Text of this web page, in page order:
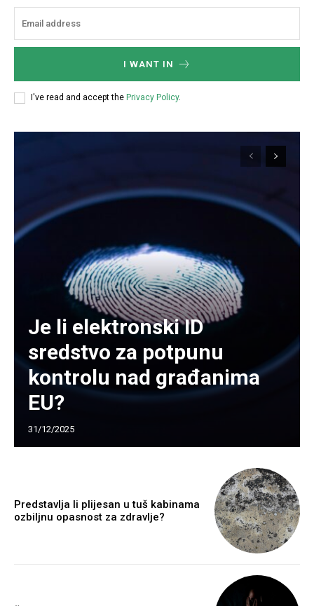
I WANT IN
I've read and accept the Privacy Policy.
Je li elektronski ID
sredstvo za potpunu
kontrolu nad građanima
EU?
31/12/2025
Predstavlja li plijesan u tuš kabinama
ozbiljnu opasnost za zdravlje?